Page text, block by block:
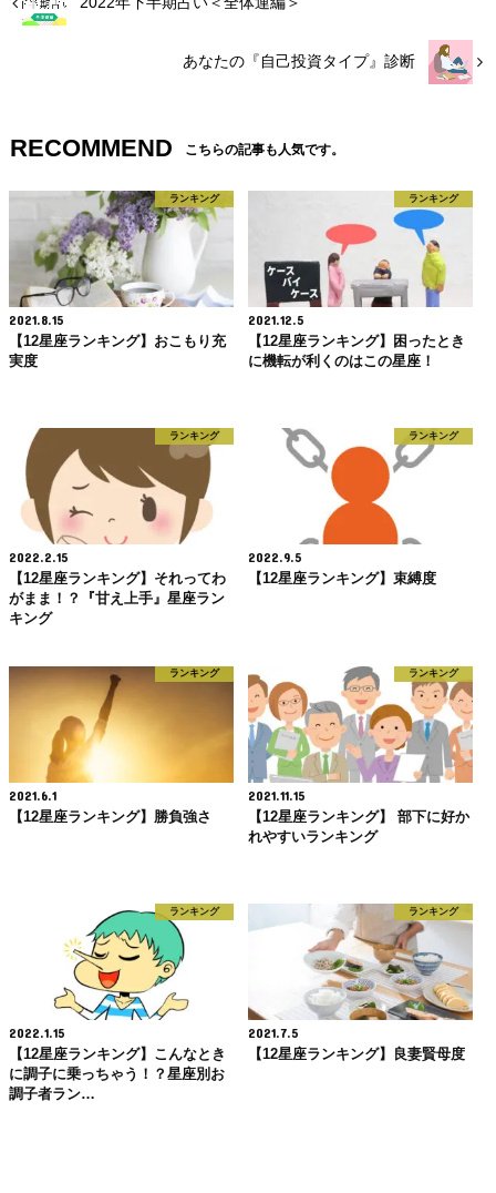
あなたの『自己投資タイプ』診断
RECOMMEND こちらの記事も人気です。
ランキング
2021.8.15
【12星座ランキング】おこもり充
実度
ランキング
2021.12.5
【12星座ランキング】困ったとき
に機転が利くのはこの星座！
ランキング
2022.2.15
【12星座ランキング】それってわ
がまま！？『甘え上手』星座ラン
キング
ランキング
2022.9.5
【12星座ランキング】束縛度
ランキング
2021.6.1
【12星座ランキング】勝負強さ
ランキング
2021.11.15
【12星座ランキング】 部下に好か
れやすいランキング
ランキング
2022.1.15
【12星座ランキング】こんなとき
に調子に乗っちゃう！？星座別お
調子者ラン…
ランキング
2021.7.5
【12星座ランキング】良妻賢母度